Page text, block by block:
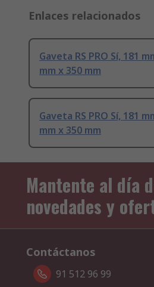
Enlaces relacionados
Gaveta RS PRO Sí, 181
mm x 350 mm
Gaveta RS PRO Sí, 181
mm x 350 mm
Mantente al día
novedades y
Contáctanos
91 512 96 99